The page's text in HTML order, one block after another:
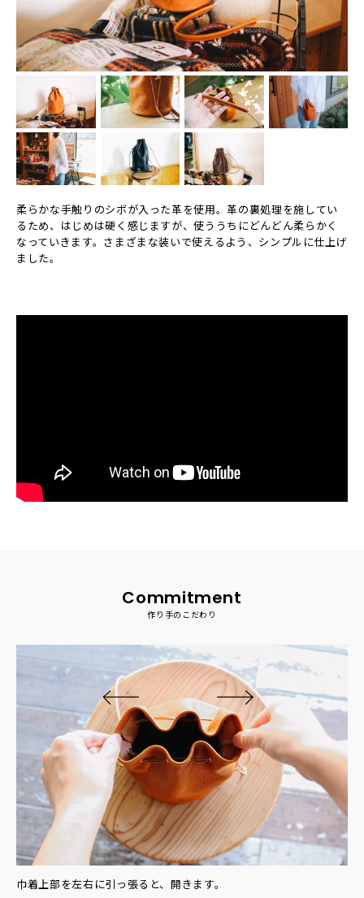
柔らかな手触りのシボが入った革を使用。革の裏処理を施してい
るため、はじめは硬く感じますが、使ううちにどんどん柔らかく
なっていきます。さまざまな装いで使えるよう、シンプルに仕上げ
ました。
Commitment
作り手のこだわり
巾着上部を左右に引っ張ると、開きます。